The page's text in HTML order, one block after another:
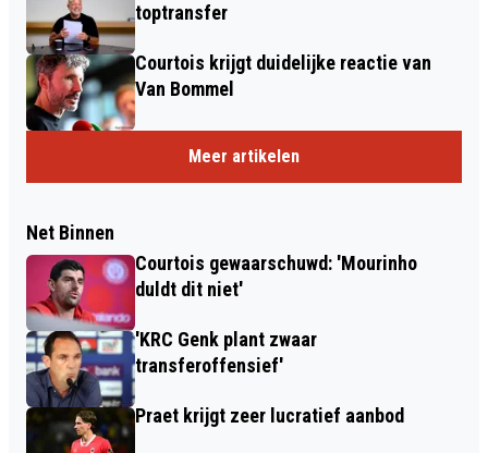
toptransfer
Courtois krijgt duidelijke reactie van
Van Bommel
Meer artikelen
Net Binnen
Courtois gewaarschuwd: 'Mourinho
duldt dit niet'
'KRC Genk plant zwaar
transferoffensief'
Praet krijgt zeer lucratief aanbod